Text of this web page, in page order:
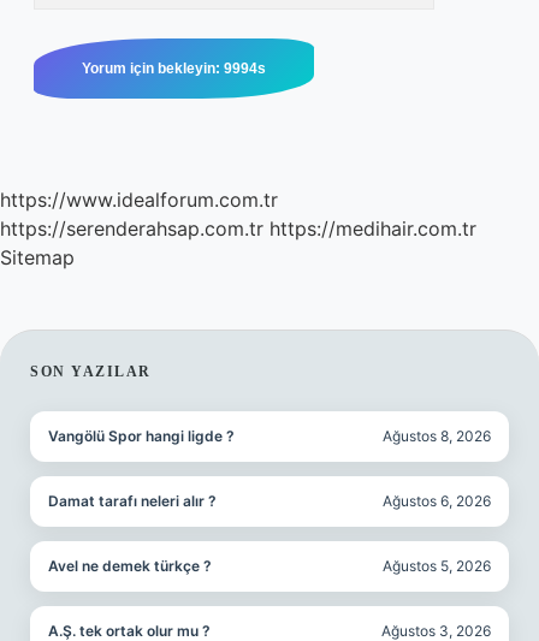
https://www.idealforum.com.tr
https://serenderahsap.com.tr https://medihair.com.tr
Sitemap
SIDEBAR
SON YAZILAR
Vangölü Spor hangi ligde ? Ağustos 8, 2026
Damat tarafı neleri alır ? Ağustos 6, 2026
Avel ne demek türkçe ? Ağustos 5, 2026
A.Ş. tek ortak olur mu ? Ağustos 3, 2026